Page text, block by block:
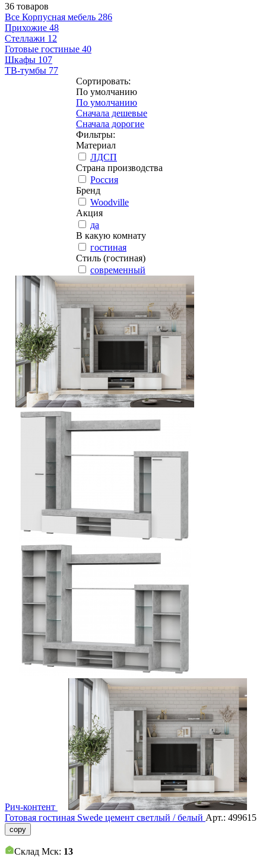
36 товаров
Все Корпусная мебель 286
Прихожие 48
Стеллажи 12
Готовые гостиные 40
Шкафы 107
ТВ-тумбы 77
Сортировать:
По умолчанию
По умолчанию
Сначала дешевые
Сначала дорогие
Фильтры:
Материал
ЛДСП
Страна производства
Россия
Бренд
Woodville
Акция
да
В какую комнату
гостиная
Стиль (гостиная)
современный
Рич-контент
Готовая гостиная Swede цемент светлый / белый Арт.: 499615
copy
Склад Мск: 13